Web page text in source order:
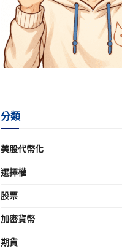
分類
美股代幣化
選擇權
股票
加密貨幣
期貨